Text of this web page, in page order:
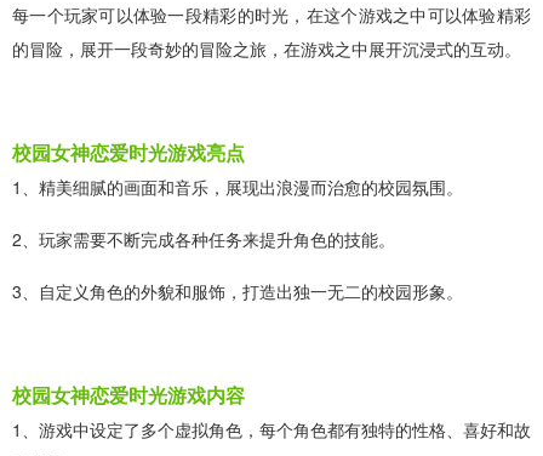
每一个玩家可以体验一段精彩的时光，在这个游戏之中可以体验精彩
的冒险，展开一段奇妙的冒险之旅，在游戏之中展开沉浸式的互动。
校园女神恋爱时光游戏亮点
1、精美细腻的画面和音乐，展现出浪漫而治愈的校园氛围。
2、玩家需要不断完成各种任务来提升角色的技能。
3、自定义角色的外貌和服饰，打造出独一无二的校园形象。
校园女神恋爱时光游戏内容
1、游戏中设定了多个虚拟角色，每个角色都有独特的性格、喜好和故